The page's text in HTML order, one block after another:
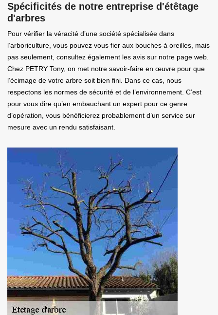
Spécificités de notre entreprise d'étêtage
d'arbres
Pour vérifier la véracité d’une société spécialisée dans
l’arboriculture, vous pouvez vous fier aux bouches à oreilles, mais
pas seulement, consultez également les avis sur notre page web.
Chez PETRY Tony, on met notre savoir-faire en œuvre pour que
l’écimage de votre arbre soit bien fini. Dans ce cas, nous
respectons les normes de sécurité et de l’environnement. C’est
pour vous dire qu’en embauchant un expert pour ce genre
d’opération, vous bénéficierez probablement d’un service sur
mesure avec un rendu satisfaisant.